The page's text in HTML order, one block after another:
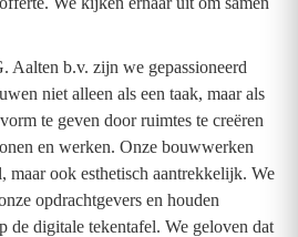
Aalten b.v. zijn we gepassioneerd
niet alleen als een taak, maar als
te geven door ruimtes te creëren
en werken. Onze bouwwerken
maar ook esthetisch aantrekkelijk. We
opdrachtgevers en houden
de digitale tekentafel. We geloven dat